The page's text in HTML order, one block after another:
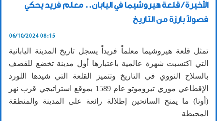
الأخيرة / قلعة هيروشيما في اليابان.. معلم فريد يحكي
فصولاً بارزة من التاريخ
06/10/2024 08:15
تمثل قلعة هيروشيما معلماً فريداً يسجل تاريخ المدينة اليابانية
التي اكتسبت شهرة عالمية باعتبارها أول مدينة تخضع للقصف
بالسلاح النووي في التاريخ وتتميز القلعة التي شيدها اللورد
الإقطاعي موري تيروموتو عام 1589 بموقع استراتيجي قرب نهر
(أوتا) ما يمنح السائحين إطلالة رائعة على المدينة والمنطقة
المحيطة